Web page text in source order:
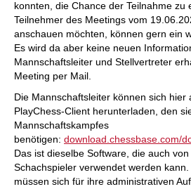
konnten, die Chance der Teilnahme zu
Teilnehmer des Meetings vom
anschauen möchten, können gern ein
Es wird da aber keine neuen
Mannschaftsleiter und Stellvertreter
Meeting per Mail.
Die Mannschaftsleiter können sich hier
PlayChess-Client herunterladen, den
Mannschaftskampfes
benötigen: download.chessbase.com/
Das ist dieselbe Software, die auch
Schachspieler verwendet werden
müssen sich für ihre administrativen